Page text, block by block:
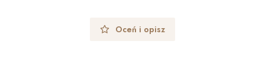
Oceń i opisz